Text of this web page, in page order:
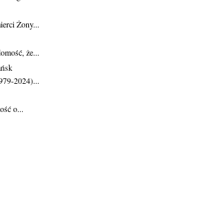
Żony...
że...
2024)...
o...